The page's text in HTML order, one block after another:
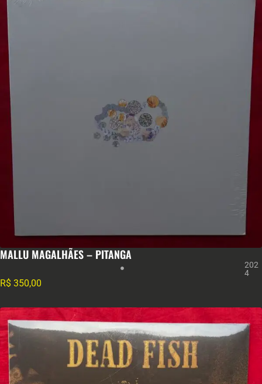
MALLU MAGALHÃES – PITANGA
202
4
R$ 350,00